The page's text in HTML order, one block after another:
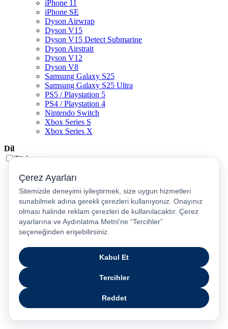
iPhone 11
iPhone SE
Dyson Airwrap
Dyson V15
Dyson V15 Detect Submarine
Dyson Airstrait
Dyson V12
Dyson V8
Samsung Galaxy S25
Samsung Galaxy S25 Ultra
PS5 / Playstation 5
PS4 / Playstation 4
Nintendo Switch
Xbox Series S
Xbox Series X
Dil
Türkçe
English
русский